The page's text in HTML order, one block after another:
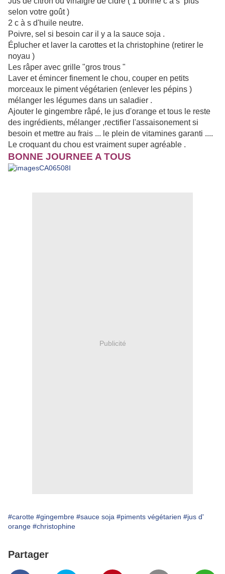
selon votre goût )
2 c à s d'huile neutre.
Poivre, sel si besoin car il y a la sauce soja .
Éplucher et laver la carottes et la christophine (retirer le
noyau )
Les râper avec grille "gros trous "
Laver et émincer finement le chou, couper en petits
morceaux le piment végétarien (enlever les pépins )
mélanger les légumes dans un saladier .
Ajouter le gingembre râpé, le jus d'orange et tous le reste
des ingrédients, mélanger ,rectifier l'assaisonement si
besoin et mettre au frais ... le plein de vitamines garanti ....
Le croquant du chou est vraiment super agréable .
BONNE JOURNEE A TOUS
Publicité
#carotte #gingembre #sauce soja #piments végétarien #jus d'
orange #christophine
Partager